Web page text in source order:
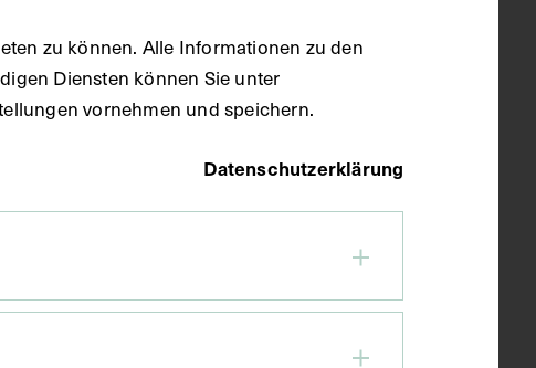
zu können. Alle Informationen zu den
Diensten können Sie unter
vornehmen und speichern.
Datenschutzerklärung